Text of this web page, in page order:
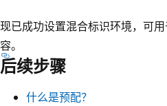
现已成功设置混合标识环境，可
容。
后续步骤
什么是预配？